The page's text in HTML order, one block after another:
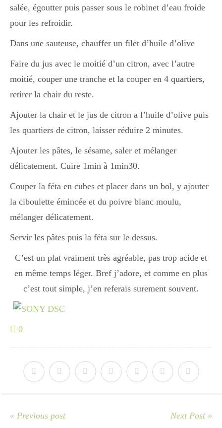
Divers
Semaines Spéciales
cupcake
apéro
Halloween
Japon
Boulette
salée, égoutter puis passer sous le robinet d’eau froide
pour les refroidir.
Dans une sauteuse, chauffer un filet d’huile d’olive
Faire du jus avec le moitié d’un citron, avec l’autre
moitié, couper une tranche et la couper en 4 quartiers,
retirer la chair du reste.
Ajouter la chair et le jus de citron a l’huile d’olive puis
les quartiers de citron, laisser réduire 2 minutes.
Ajouter les pâtes, le sésame, saler et mélanger
délicatement. Cuire 1min à 1min30.
Couper la féta en cubes et placer dans un bol, y ajouter
la ciboulette émincée et du poivre blanc moulu,
mélanger délicatement.
Servir les pâtes puis la féta sur le dessus.
C’est un plat vraiment très agréable, pas trop acide et
en même temps léger. Bref j’adore, et comme en plus
c’est tout simple, j’en referais surement souvent.
0
« Previous post Next Post »